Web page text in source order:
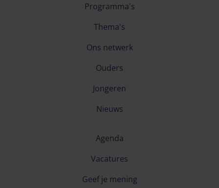
Agenda
Vacatures
Geef je mening
Programma's
Thema's
Ons netwerk
Ouders
Jongeren
Nieuws